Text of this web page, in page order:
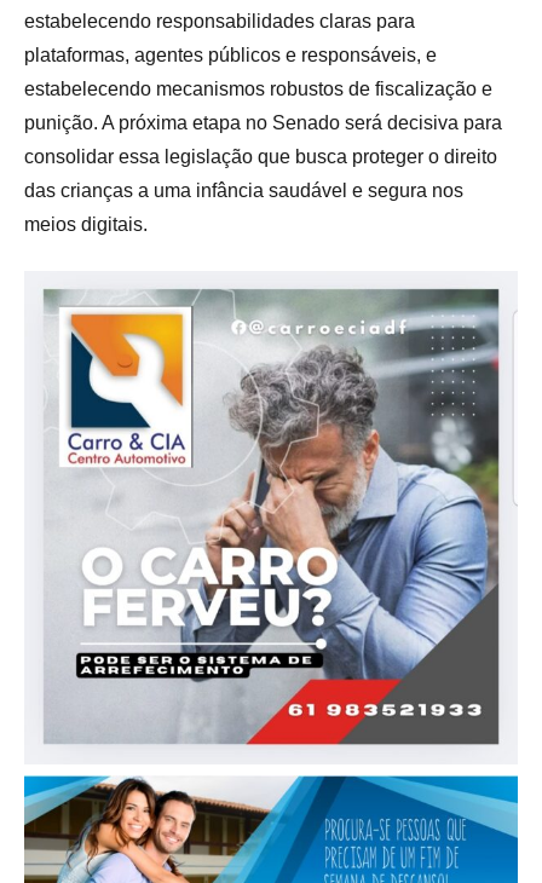
estabelecendo responsabilidades claras para
plataformas, agentes públicos e responsáveis, e
estabelecendo mecanismos robustos de fiscalização e
punição. A próxima etapa no Senado será decisiva para
consolidar essa legislação que busca proteger o direito
das crianças a uma infância saudável e segura nos
meios digitais.